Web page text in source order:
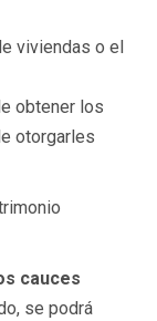
viviendas o el
obtener los
otorgarles
cauces
se podrá